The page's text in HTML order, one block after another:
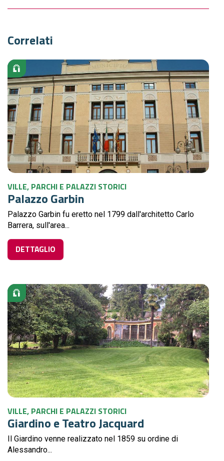
Correlati
VILLE, PARCHI E PALAZZI STORICI
Palazzo Garbin
Palazzo Garbin fu eretto nel 1799 dall'architetto Carlo
Barrera, sull'area...
DETTAGLIO
VILLE, PARCHI E PALAZZI STORICI
Giardino e Teatro Jacquard
Il Giardino venne realizzato nel 1859 su ordine di
Alessandro...